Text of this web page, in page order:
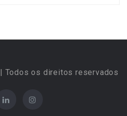
Todos os direitos reservados